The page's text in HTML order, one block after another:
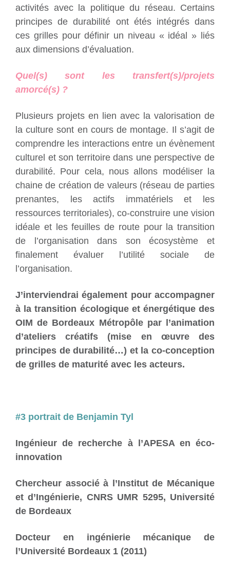
activités avec la politique du réseau. Certains
principes de durabilité ont étés intégrés dans
ces grilles pour définir un niveau « idéal » liés
aux dimensions d’évaluation.
Quel(s) sont les transfert(s)/projets
amorcé(s) ?
Plusieurs projets en lien avec la valorisation de
la culture sont en cours de montage. Il s’agit de
comprendre les interactions entre un évènement
culturel et son territoire dans une perspective de
durabilité. Pour cela, nous allons modéliser la
chaine de création de valeurs (réseau de parties
prenantes, les actifs immatériels et les
ressources territoriales), co-construire une vision
idéale et les feuilles de route pour la transition
de l’organisation dans son écosystème et
finalement évaluer l’utilité sociale de
l’organisation.
J’interviendrai également pour accompagner
à la transition écologique et énergétique des
OIM de Bordeaux Métropôle par l’animation
d’ateliers créatifs (mise en œuvre des
principes de durabilité…) et la co-conception
de grilles de maturité avec les acteurs.
#3 portrait de Benjamin Tyl
Ingénieur de recherche à l’APESA en éco-
innovation
Chercheur associé à l’Institut de Mécanique
et d’Ingénierie, CNRS UMR 5295, Université
de Bordeaux
Docteur en ingénierie mécanique de
l’Université Bordeaux 1 (2011)